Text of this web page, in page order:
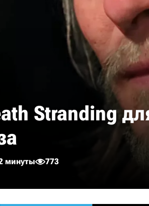
Stranding
минуты 773